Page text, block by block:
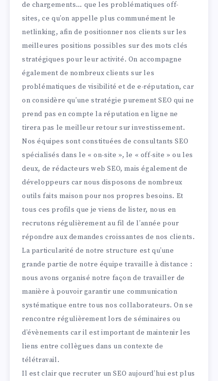
de chargements… que les problématiques off-
sites, ce qu’on appelle plus communément le
netlinking, afin de positionner nos clients sur les
meilleures positions possibles sur des mots clés
stratégiques pour leur activité. On accompagne
également de nombreux clients sur les
problématiques de visibilité et de e-réputation, car
on considère qu’une stratégie purement SEO qui ne
prend pas en compte la réputation en ligne ne
tirera pas le meilleur retour sur investissement.
Nos équipes sont constituées de consultants SEO
spécialisés dans le « on-site », le « off-site » ou les
deux, de rédacteurs web SEO, mais également de
développeurs car nous disposons de nombreux
outils faits maison pour nos propres besoins. Et
tous ces profils que je viens de lister, nous en
recrutons régulièrement au fil de l’année pour
répondre aux demandes croissantes de nos clients.
La particularité de notre structure est qu’une
grande partie de notre équipe travaille à distance :
nous avons organisé notre façon de travailler de
manière à pouvoir garantir une communication
systématique entre tous nos collaborateurs. On se
rencontre régulièrement lors de séminaires ou
d’évènements car il est important de maintenir les
liens entre collègues dans un contexte de
télétravail.
Il est clair que recruter un SEO aujourd’hui est plus